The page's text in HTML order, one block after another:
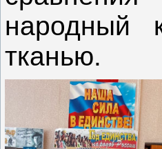
народный
тканью.